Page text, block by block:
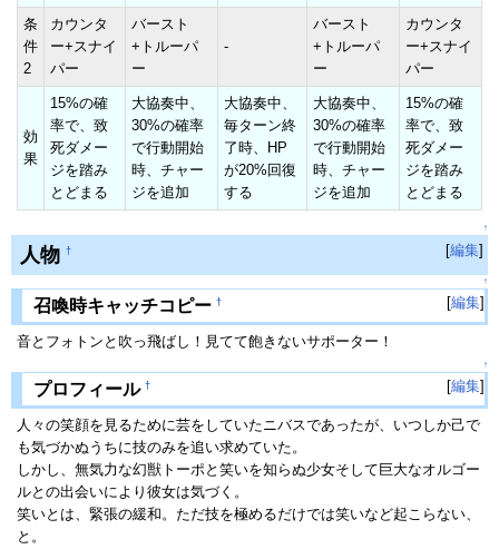
条
件
2
カウンタ
ー+スナイ
パー
バースト
+トルーパ
ー
-
バースト
+トルーパ
ー
カウンタ
ー+スナイ
パー
効
果
15%の確
率で、致
死ダメー
ジを踏み
とどまる
大協奏中、
30%の確率
で行動開始
時、チャー
ジを追加
大協奏中、
毎ターン終
了時、HP
が20%回復
する
大協奏中、
30%の確率
で行動開始
時、チャー
ジを追加
15%の確
率で、致
死ダメー
ジを踏み
とどまる
↑
人物 † [編集]
↑
召喚時キャッチコピー † [編集]
音とフォトンと吹っ飛ばし！見てて飽きないサポーター！
↑
プロフィール † [編集]
人々の笑顔を見るために芸をしていたニバスであったが、いつしか己で
も気づかぬうちに技のみを追い求めていた。
しかし、無気力な幻獣トーポと笑いを知らぬ少女そして巨大なオルゴー
ルとの出会いにより彼女は気づく。
笑いとは、緊張の緩和。ただ技を極めるだけでは笑いなど起こらない、
と。